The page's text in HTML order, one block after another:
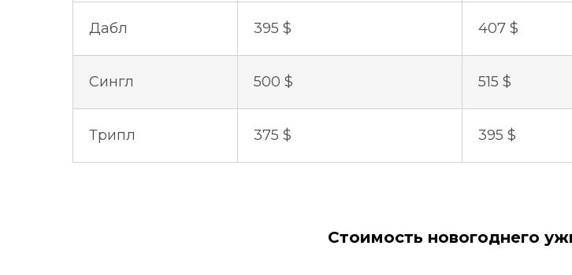
Дабл 395 $ 407 $
Сингл 500 $ 515 $
Трипл 375 $ 395 $
Стоимость новогоднего